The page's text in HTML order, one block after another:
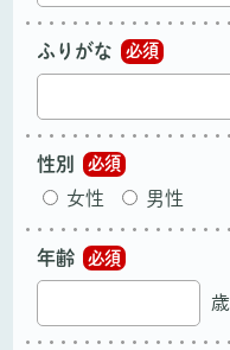
ふりがな 必須
性別 必須
女性 男性
年齢 必須
歳